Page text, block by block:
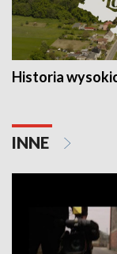
Historia
INNE